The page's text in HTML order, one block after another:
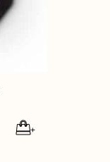
+